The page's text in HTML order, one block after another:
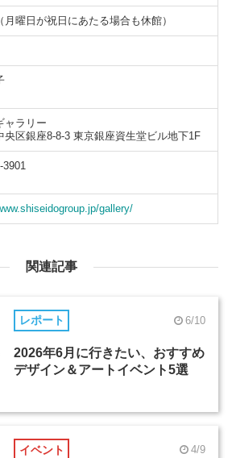
月曜日が祝日にあたる場合も休館）
ャラリー
央区銀座8-8-3 東京銀座資生堂ビル地下1F
3901
gallery/
関連記事
レポート 6/10
2026年6月に行きたい、おすすめ
デザイン＆アートイベント5選
イベント 4/9